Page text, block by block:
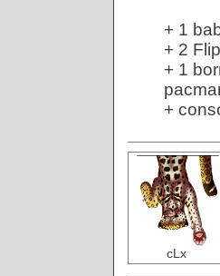
+ 1
+ 2
+ 1
+
cLx